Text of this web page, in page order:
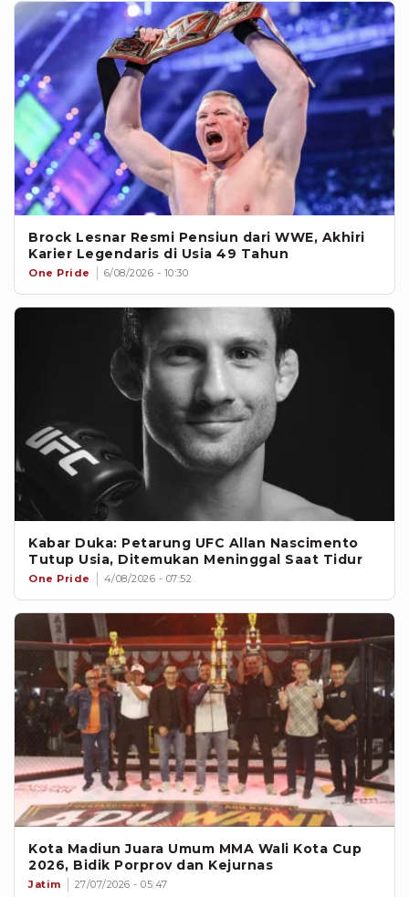
Brock Lesnar Resmi Pensiun dari WWE, Akhiri
Karier Legendaris di Usia 49 Tahun
One Pride 6/08/2026 - 10:30
Kabar Duka: Petarung UFC Allan Nascimento
Tutup Usia, Ditemukan Meninggal Saat Tidur
One Pride 4/08/2026 - 07:52
Kota Madiun Juara Umum MMA Wali Kota Cup
2026, Bidik Porprov dan Kejurnas
Jatim 27/07/2026 - 05:47